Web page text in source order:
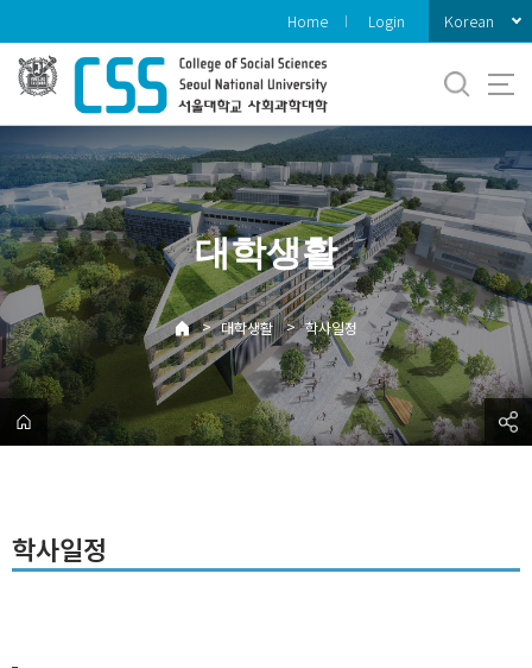
로
메
Home Login Korean
대학생활
> 대학생활 > 학사일정
학사일정